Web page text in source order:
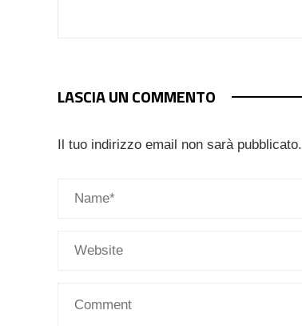
LASCIA UN COMMENTO
Il tuo indirizzo email non sarà pubblicato.